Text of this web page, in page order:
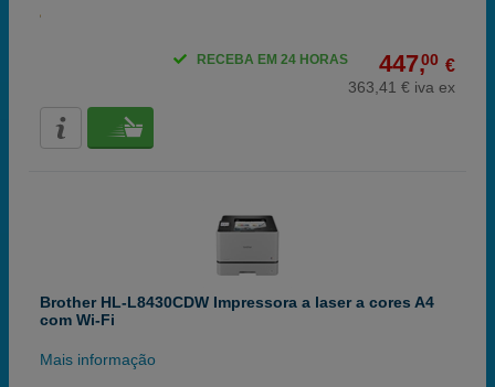
447,00 €
363,41 € iva ex
RECEBA EM 24 HORAS
Brother HL-L8430CDW Impressora a laser a cores A4
com Wi-Fi
Mais informação